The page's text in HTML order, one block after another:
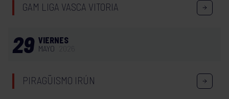
GAM LIGA VASCA VITORIA
29 VIERNES
MAYO
PIRAGÜISMO IRÚN